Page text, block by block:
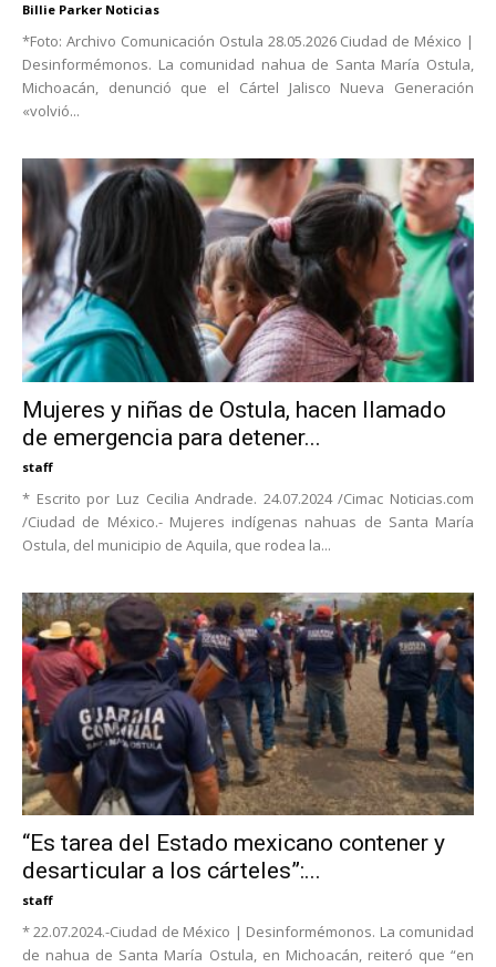
Billie Parker Noticias
*Foto: Archivo Comunicación Ostula 28.05.2026 Ciudad de México |
Desinformémonos. La comunidad nahua de Santa María Ostula,
Michoacán, denunció que el Cártel Jalisco Nueva Generación
«volvió...
Mujeres y niñas de Ostula, hacen llamado
de emergencia para detener...
staff
* Escrito por Luz Cecilia Andrade. 24.07.2024 /Cimac Noticias.com
/Ciudad de México.- Mujeres indígenas nahuas de Santa María
Ostula, del municipio de Aquila, que rodea la...
“Es tarea del Estado mexicano contener y
desarticular a los cárteles”:...
staff
* 22.07.2024.-Ciudad de México | Desinformémonos. La comunidad
de nahua de Santa María Ostula, en Michoacán, reiteró que “en